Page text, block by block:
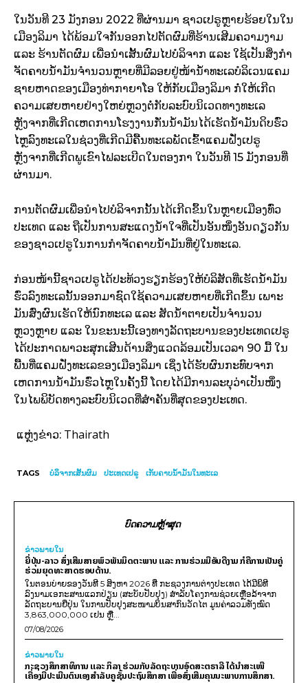
ໃນວັນທີ 23 ມັງກອນ 2022 ທີ່ຜ່ານມາ ຊາວເປຣູຫຼາຍຮ້ອຍໃນໃນ
ເມືອງລິມາ ໄດ້ພ້ອມໃຈກັນອອກໄປຕັດຜົມທີ່ຮ້ານເສີມຄວາມງາມ
ແລະ ຮ້ານຕັດຜົມ ເພື່ອນໍາເສັ້ນຜົມໄປບໍລິຈາກ ແລະ ໃຊ້ເປັນສິ່ງກໍາ
ຈັດຄາບນໍ້າມັນຈໍານວນຫຼາຍທີ່ມີລອຍຢູ່ໜ້ານໍ້າທະເລບໍລິເວນແຄມ
ຊາຍຫາດຂອງເມືອງທ່າກາຍາໂອ ໃຫ້ກັບເມືອງລິມາ ກໍ່ໃຫ້ເກີດ
ຄວາມເສຍຫາຍຢ່າງໃຫຍ່ຫຼວງຕໍ່ກັບລະບົບນິເວດທາງທະເລ
ຫຼັງຈາກທີ່ເກີດເຫດການໂຮງງານກັ່ນນໍ້າມັນໄດ້ເຮັດນໍ້າມັນດິບຮົ່ວ
ໄຫຼລົງທະເລໃນຊ່ວງທີ່ເກີດມີຄື້ນທະເລພັດເຂົ້າແຄມຝັ່ງເປຣູ
ຫຼັງຈາກທີ່ເກີດພູເຂົາໄຟລະເບີດໃນຕອງກາ ໃນວັນທີ 15 ມັງກອນທີ່
ຜ່ານມາ.
ການຕັດຜົມເພື່ອນໍາໄປບໍລິຈາກນັ້ນໄດ້ເກີດຂຶ້ນໃນຫຼາຍເມືອງທົ່ວ
ປະເທດ ແລະ ຖືເປັນການສະແດງນໍ້າໃຈທີ່ເປັນອັນໜຶ່ງອັນດຽວກັນ
ຂອງຊາວເປຣູໃນການກໍາຈັດຄາບນໍ້າມັນທີ່ຢູ່ໃນທະເລ.
ກ່ອນໜ້ານີ້ຊາວເປຣູໄດ້ປະທ້ວງຮຽກຮ້ອງໃຫ້ບໍລິສັດທີ່ເຮັດນໍ້າມັນ
ຮົ່ວລົງທະເລນັ້ນອອກມາຊົດໃຊ້ຄວາມເສຍຫາຍທີ່ເກີດຂຶ້ນ ເພາະ
ມັນສົ່ງຜົນເຮັດໃຫ້ນົກທະເລ ແລະ ສັດນໍ້າຕາຍເປັນຈໍານວນ
ຫຼວງຫຼາຍ ແລະ ໃນຂະນະນີ້ເອງທາງລັດຖະບານຂອງປະເທດເປຣູ
ໄດ້ປະກາດພາວະສຸກເສີນດ້ານສິ່ງແວດລ້ອມເປັນເວລາ 90 ມື້ ໃນ
ພື້ນທີ່ແຄມຝັ່ງທະເລຂອງເມືອງລິມາ ເຊິ່ງໄດ້ຮັບຜົນກະທົບຈາກ
ເຫດການນໍ້າມັນຮົ່ວໄຫຼໃນຄັ້ງນີ້ ໂດຍໄດ້ມີການລະບຸວ່າເປັນໜຶ່ງ
ໃນໄພພິບັດທາງລະບົບນິເວດທີ່ສໍາຄັນທີ່ສຸດຂອງປະເທດ.
ແຫຼ່ງຂ່າວ: Thairath
TAGS ບໍລິຈາກເສັ້ນຜົມ ປະເທດເປຣູ ເກັບຄາບນໍ້າມັນໃນທະເລ
ບົດຄວາມຫຼ້າສຸດ
ຂ່າວພາຍ​ໃນ
ຍີ່ປຸ່ນ-ລາວ ສົ່ງເສີມສາຍພົວພັນມິດຕະພາບ ແລະ ການຮ່ວມມືອັນດີງາມ ກໍຄືການເປັນຄູ່
ຮ່ວມຍຸດທະສາດຮອບດ້ານ.
ໃນຕອນບ່າຍຂອງວັນທີ 5 ສິງຫາ 2026 ທີ່ ກະຊວງການຕ່າງປະເທດ ໄດ້ມີພິທີ
ລົງນາມເອກະສານແລກປ່ຽນ (ສະບັບປັບປຸງ) ສໍາລັບໂຄງການຊ່ວຍເຫຼືອລ້າຈາກ
ລັດຖະບານຍີ່ປຸ່ນ ໃນການປັບປຸງສະໜາມບິນສາກົນວັດໄຕ ມູນຄ່າລວມທັງໝົດ
3,863,000,000 ເຢນ ຫຼື...
07/08/2026
ຂ່າວພາຍ​ໃນ
ກະຊວງສຶກສາທິການ ແລະ ກິລາ ຮ່ວມກັບລັດຖະບານອົດສະຕຣາລີ ໄດ້ນຳສະເໜີ
ເຄື່ອງມືປະເມີນຕົນເອງສຳລັບຄູຊັ້ນປະຖົມສຶກສາ ເພື່ອສົ່ງເສີມຄຸນນະພາບການສຶກສາ.